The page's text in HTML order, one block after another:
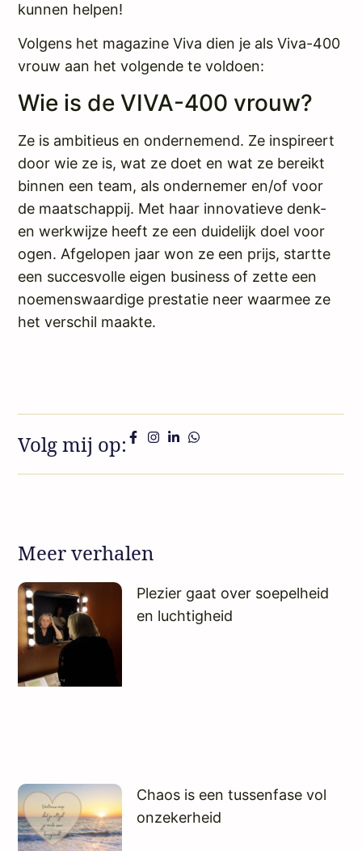
kunnen helpen!
Volgens het magazine Viva dien je als Viva-400
vrouw aan het volgende te voldoen:
Wie is de VIVA-400 vrouw?
Ze is ambitieus en ondernemend. Ze inspireert
door wie ze is, wat ze doet en wat ze bereikt
binnen een team, als ondernemer en/of voor
de maatschappij. Met haar innovatieve denk-
en werkwijze heeft ze een duidelijk doel voor
ogen. Afgelopen jaar won ze een prijs, startte
een succesvolle eigen business of zette een
noemenswaardige prestatie neer waarmee ze
het verschil maakte.
Volg mij op:
Meer verhalen
Plezier gaat over soepelheid
en luchtigheid
Chaos is een tussenfase vol
onzekerheid